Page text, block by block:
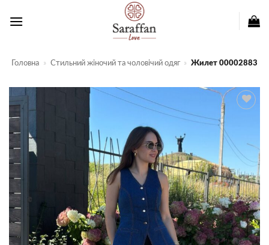
Головна » Стильний жіночий та чоловічий одяг » Жилет 00002883